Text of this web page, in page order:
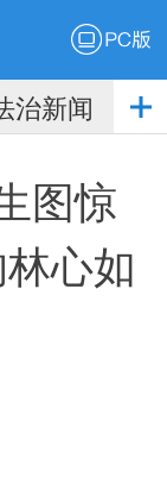
治新闻
社
图惊
心如